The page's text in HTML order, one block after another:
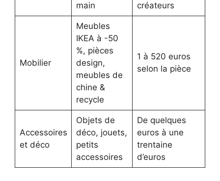
main
créateurs
Mobilier
Meubles
IKEA à -50
%, pièces
design,
meubles de
chine &
recycle
1 à 520 euros
selon la pièce
Accessoires
et déco
Objets de
déco, jouets,
petits
accessoires
De quelques
euros à une
trentaine
d’euros